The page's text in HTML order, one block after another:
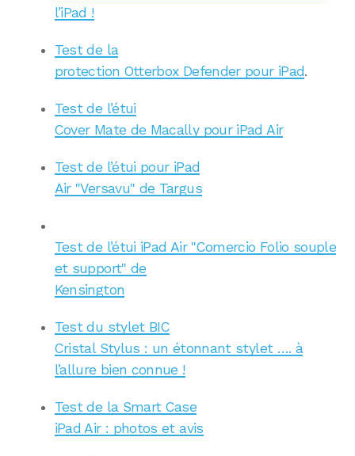
l’iPad !
Test de la
protection Otterbox Defender pour iPad.
Test de l’étui
Cover Mate de Macally pour iPad Air
Test de l’étui pour iPad
Air "Versavu" de Targus
Test de l’étui iPad Air "Comercio Folio souple
et support" de
Kensington
Test du stylet BIC
Cristal Stylus : un étonnant stylet …. à
l’allure bien connue !
Test de la Smart Case
iPad Air : photos et avis